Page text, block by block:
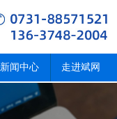
新闻中心 走进斌网